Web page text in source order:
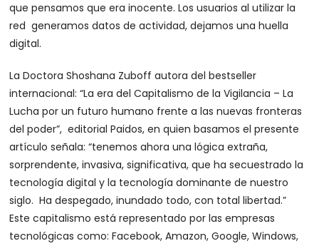
que pensamos que era inocente. Los usuarios al utilizar la
red generamos datos de actividad, dejamos una huella
digital.
La Doctora Shoshana Zuboff autora del bestseller
internacional: “La era del Capitalismo de la Vigilancia – La
Lucha por un futuro humano frente a las nuevas fronteras
del poder”, editorial Paidos, en quien basamos el presente
artículo señala: “tenemos ahora una lógica extraña,
sorprendente, invasiva, significativa, que ha secuestrado la
tecnología digital y la tecnología dominante de nuestro
siglo. Ha despegado, inundado todo, con total libertad.”
Este capitalismo está representado por las empresas
tecnológicas como: Facebook, Amazon, Google, Windows,